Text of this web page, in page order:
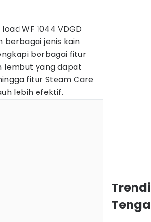
WF 1044 VDGD
berbagai jenis kain
berbagai fitur
lembut yang dapat
fitur Steam Care
lebih efektif.